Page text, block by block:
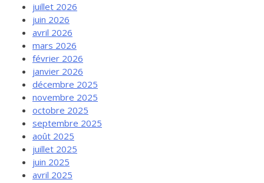
juillet 2026
juin 2026
avril 2026
mars 2026
février 2026
janvier 2026
décembre 2025
novembre 2025
octobre 2025
septembre 2025
août 2025
juillet 2025
juin 2025
avril 2025